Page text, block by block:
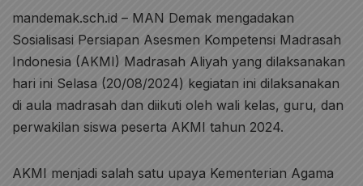
mandemak.sch.id – MAN Demak mengadakan
Sosialisasi Persiapan Asesmen Kompetensi Madrasah
Indonesia (AKMI) Madrasah Aliyah yang dilaksanakan
hari ini Selasa (20/08/2024) kegiatan ini dilaksanakan
di aula madrasah dan diikuti oleh wali kelas, guru, dan
perwakilan siswa peserta AKMI tahun 2024.
AKMI menjadi salah satu upaya Kementerian Agama